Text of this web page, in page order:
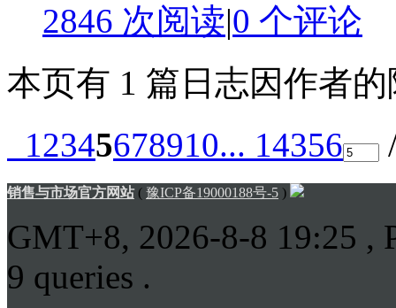
2846 次阅读|0 个评论
本页有 1 篇日志因作者
12345678910... 14356
销售与市场官方网站( 豫ICP备19000188号-5 )
GMT+8, 2026-8-8 19:25 ,
9 queries .